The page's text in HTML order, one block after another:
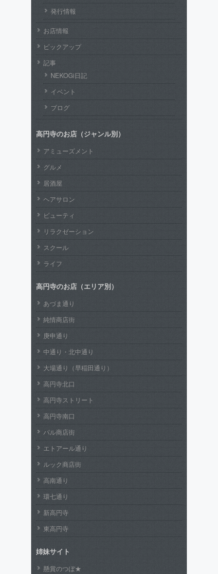
発行情報
お店情報
ピックアップ
記事
NEKOGi日記
イベント
ブログ
高円寺のお店（ジャンル別）
アミューズメント
グルメ
居酒屋
ヘアサロン
ビューティ
リラクゼーション
スクール
ライフ
高円寺のお店（エリア別）
あづま通り
純情商店街
庚申通り
中通り・北中通り
大場通り（早稲田通り）
高円寺北口
高円寺ストリート
高円寺南口
パル商店街
エトアール通り
ルック商店街
高南通り
環七通り
新高円寺
東高円寺
姉妹サイト
懸賞のつぼ★